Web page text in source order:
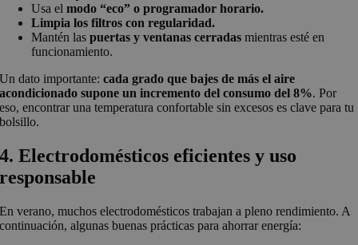
Usa el modo “eco” o programador horario.
Limpia los filtros con regularidad.
Mantén laspuertas y ventanas cerradas mientras esté en
funcionamiento.
Un dato importante:cada grado que bajes de más el aire
acondicionado supone un incremento del consumo del 8%. Por
eso, encontrar una temperatura confortable sin excesos es clave para tu
bolsillo.
4. Electrodomésticos eficientes y uso
responsable
En verano, muchos electrodomésticos trabajan a pleno rendimiento. A
continuación, algunas buenas prácticas para ahorrar energía: